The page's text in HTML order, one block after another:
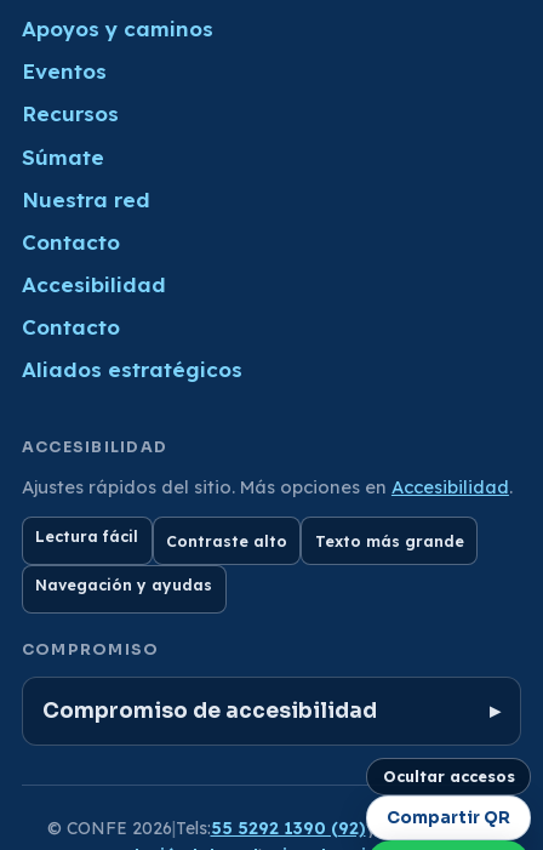
Ocultar accesos
Compartir QR
Apoyos y caminos
Eventos
Recursos
Súmate
Nuestra red
Contacto
Accesibilidad
Contacto
Aliados estratégicos
ACCESIBILIDAD
Ajustes rápidos del sitio. Más opciones en Accesibilidad.
Lectura fácil Contraste alto Texto más grande
Navegación y ayudas
COMPROMISO
Compromiso de accesibilidad
© CONFE 2026 Tels:55 5292 1390 (92)y 55 6732 6600|